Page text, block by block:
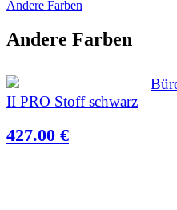
Andere Farben
Andere Farben
II PRO Stoff schwarz
427.00 €